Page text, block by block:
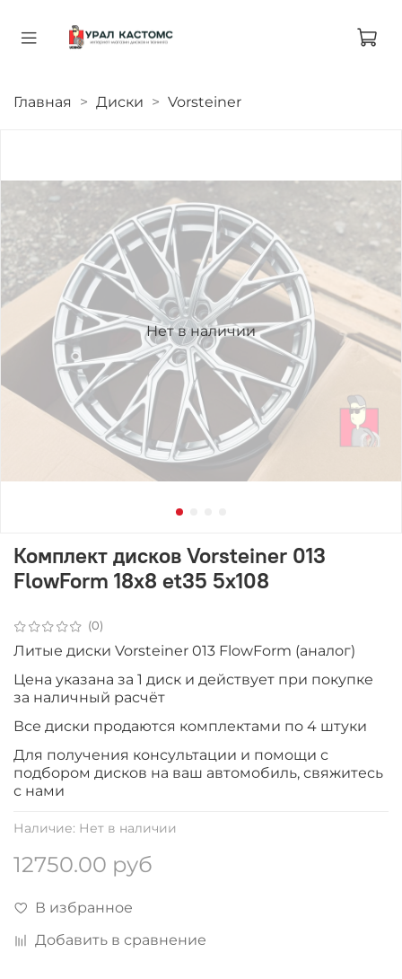
Главная Диски Vorsteiner
Нет в наличии
(0)
Наличие: Нет в наличии
Комплект дисков Vorsteiner 013
FlowForm 18x8 et35 5x108
12750.00 руб
В избранное
Добавить в сравнение
Литые диски Vorsteiner 013 FlowForm (аналог)
Цена указана за 1 диск и действует при покупке
за наличный расчёт
Все диски продаютcя комплектами по 4 штуки
Для получения консультации и помощи с
подбором дисков на ваш автомобиль, свяжитесь
с нами